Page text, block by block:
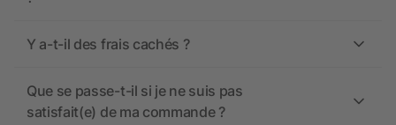
Y a-t-il des frais cachés ?
Que se passe-t-il si je ne suis pas
satisfait(e) de ma commande ?